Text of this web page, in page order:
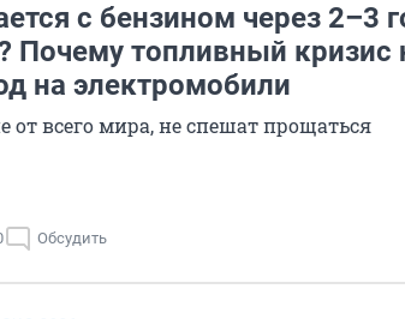
с бензином через 2–3
Почему топливный кризис
на электромобили
от всего мира, не спешат прощаться
Обсудить